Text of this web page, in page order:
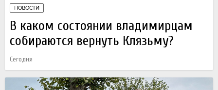
НОВОСТИ
В каком состоянии владимирцам
собираются вернуть Клязьму?
Сегодня